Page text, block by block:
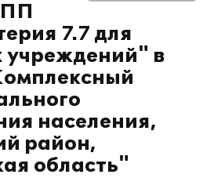
ПП
7.7 для
в
населения,
район,
область"